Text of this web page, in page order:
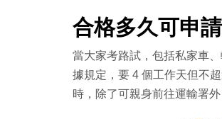
合格多久可申
當大家考路試，包括私家車
據規定，要 4 個工作天但不
時，除了可親身前往運輸署